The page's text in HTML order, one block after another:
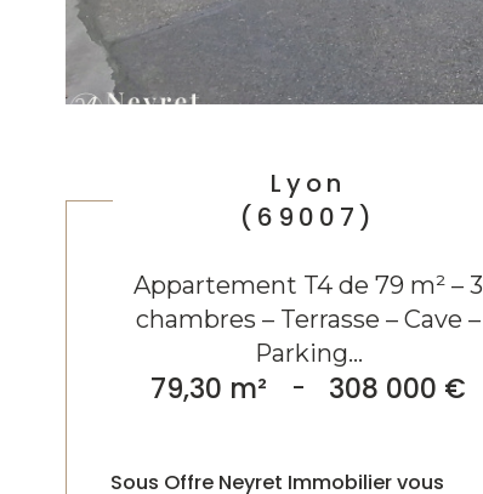
Lyon
(69007)
Appartement T4 de 79 m² – 3
chambres – Terrasse – Cave –
Parking...
79,30 m² - 308 000 €
Sous Offre Neyret Immobilier vous